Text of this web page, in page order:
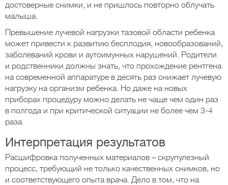
достоверные снимки, и не пришлось повторно облучать
малыша.
Превышение лучевой нагрузки тазовой области ребенка
может привести к развитию бесплодия, новообразований,
заболеваний крови и аутоимунных нарушений. Родители
и родственники должны знать, что прохождение рентгена
на современной аппаратуре в десять раз снижает лучевую
нагрузку на организм ребенка. Но даже на новых
приборах процедуру можно делать не чаще чем один раз
в полгода и при критической ситуации не более чем 3-4
раза.
Интерпретация результатов
Расшифровка полученных материалов – скрупулезный
процесс, требующий не только качественных снимков, но
и соответствующего опыта врача. Дело в том, что на